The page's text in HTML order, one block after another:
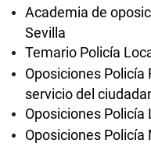
Academia de
Sevilla
Temario Policía
Oposiciones Policía
servicio del
Oposiciones Policía
Oposiciones